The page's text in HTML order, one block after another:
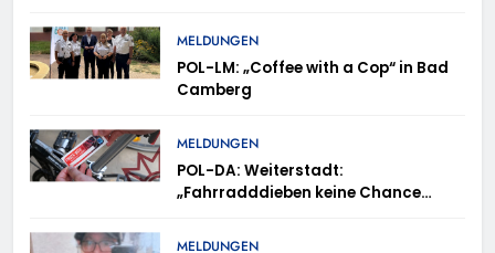
MELDUNGEN
POL-LM: „Coffee with a Cop“ in Bad
Camberg
MELDUNGEN
POL-DA: Weiterstadt:
„Fahrradddieben keine Chance
Anmeldung erforderlich
MELDUNGEN